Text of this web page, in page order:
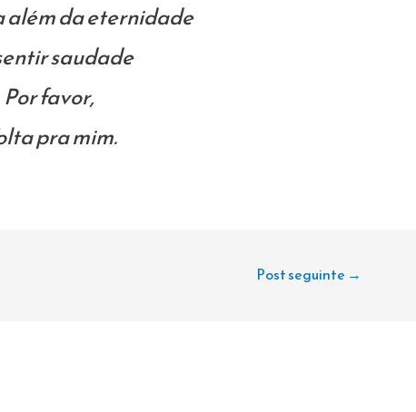
além da eternidade
saudade
Por favor,
pra mim.
Post seguinte →